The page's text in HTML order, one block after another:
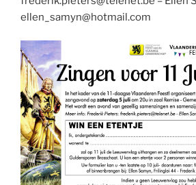
ellen_samyn@hotmail.com